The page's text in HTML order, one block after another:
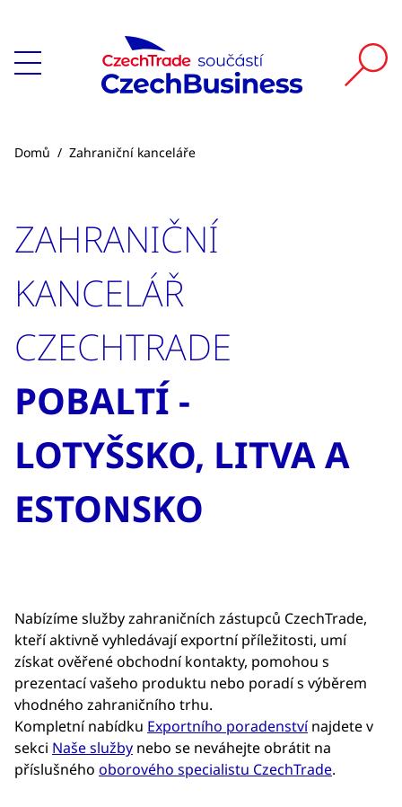
Domů / Zahraniční kanceláře
ZAHRANIČNÍ
KANCELÁŘ
CZECHTRADE
POBALTÍ -
LOTYŠSKO, LITVA A
ESTONSKO
Nabízíme služby zahraničních zástupců CzechTrade,
kteří aktivně vyhledávají exportní příležitosti, umí
získat ověřené obchodní kontakty, pomohou s
prezentací vašeho produktu nebo poradí s výběrem
vhodného zahraničního trhu.
Kompletní nabídku Exportního poradenstvínajdete v
sekci Naše služby nebo se neváhejte obrátit na
příslušného oborového specialistu CzechTrade.